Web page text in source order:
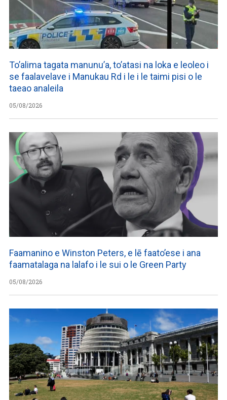
To’alima tagata manunu’a, to’atasi na loka e leoleo i
se faalavelave i Manukau Rd i le i le taimi pisi o le
taeao analeila
05/08/2026
Faamanino e Winston Peters, e lē faato’ese i ana
faamatalaga na lalafo i le sui o le Green Party
05/08/2026